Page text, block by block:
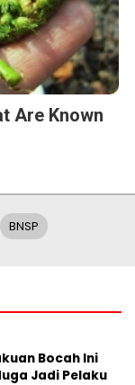
Are Known
BNSP
Bocah Ini
Jadi Pelaku